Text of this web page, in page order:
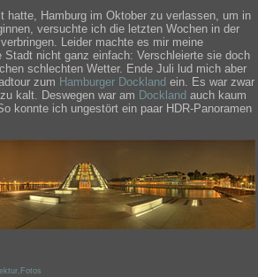
hatte, Hamburg im Oktober zu verlassen, um in
versuchte ich die letzten Wochen in der
Leider machte es mir meine
nicht ganz einfach: Verschleierte sie doch
schlechten Wetter. Ende Juli lud mich aber
zum Hamburger Dockland ein. Es war zwar
kalt. Deswegen war am Dockland auch kaum
konnte ich ungestört ein paar HDR-Panoramen
, Fotos